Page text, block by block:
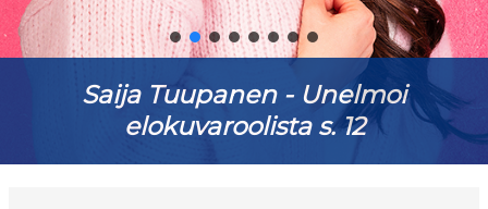
Saija Tuupanen - Unelmoi
elokuvaroolista s. 12